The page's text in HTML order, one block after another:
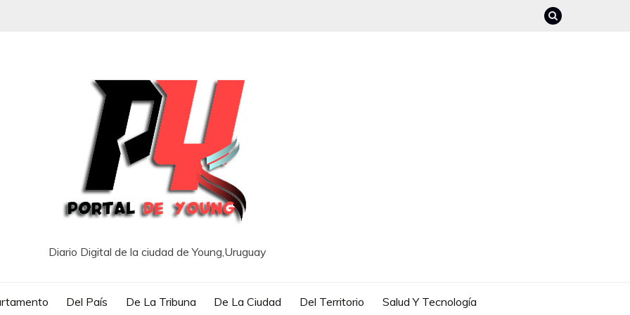
Diario Digital de la ciudad de Young,Uruguay
Del País De La Tribuna De La Ciudad Del Territorio Salud Y Tecnología